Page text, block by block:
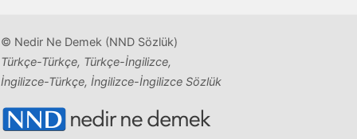
© Nedir Ne Demek (NND Sözlük)
Türkçe-Türkçe, Türkçe-İngilizce,
İngilizce-Türkçe, İngilizce-İngilizce Sözlük